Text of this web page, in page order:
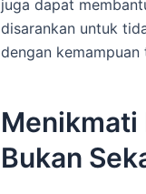
juga dapat
disarankan untuk
dengan kemampuan
Menikmati
Bukan